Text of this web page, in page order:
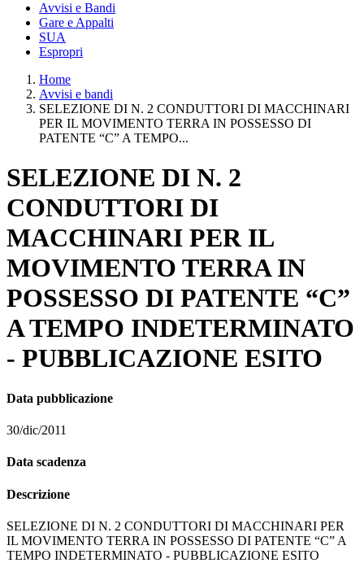
Avvisi e Bandi
Gare e Appalti
SUA
Espropri
Home
Avvisi e bandi
SELEZIONE DI N. 2 CONDUTTORI DI MACCHINARI
PER IL MOVIMENTO TERRA IN POSSESSO DI
PATENTE “C” A TEMPO...
SELEZIONE DI N. 2
CONDUTTORI DI
MACCHINARI PER IL
MOVIMENTO TERRA IN
POSSESSO DI PATENTE “C”
A TEMPO INDETERMINATO
- PUBBLICAZIONE ESITO
Data pubblicazione
30/dic/2011
Data scadenza
Descrizione
SELEZIONE DI N. 2 CONDUTTORI DI MACCHINARI PER
IL MOVIMENTO TERRA IN POSSESSO DI PATENTE “C” A
TEMPO INDETERMINATO - PUBBLICAZIONE ESITO